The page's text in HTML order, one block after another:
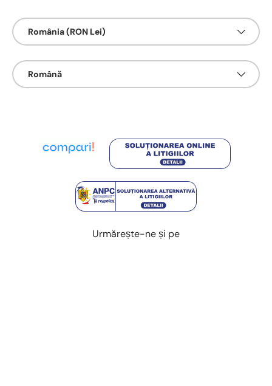
Țarǎ/Regiune
România (RON Lei)
Limbā
Română
Urmărește-ne și pe